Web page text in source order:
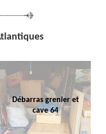
Débarras grenier et
cave 64